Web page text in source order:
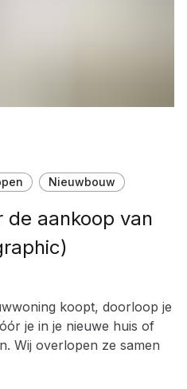
Nieuwbouw
aankoop van
koopt, doorloop je
je in je nieuwe huis of
Wij overlopen ze samen